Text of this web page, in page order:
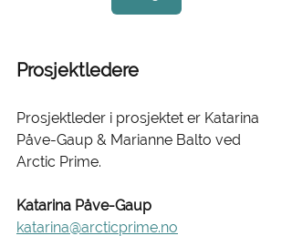
Prosjektledere
Prosjektleder i prosjektet er Katarina
Påve-Gaup & Marianne Balto ved
Arctic Prime.
Katarina Påve-Gaup
katarina@arcticprime.no